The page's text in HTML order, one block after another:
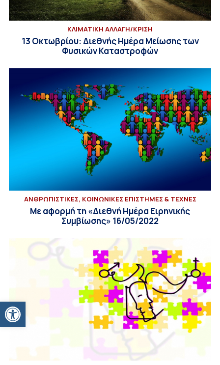
Ανοίξτε τη γραμμή εργαλείων
ΚΛΙΜΑΤΙΚΗ ΑΛΛΑΓΗ/ΚΡΙΣΗ
13 Οκτωβρίου: Διεθνής Ημέρα Μείωσης των
Φυσικών Καταστροφών
ΑΝΘΡΩΠΙΣΤΙΚΕΣ, ΚΟΙΝΩΝΙΚΕΣ ΕΠΙΣΤΗΜΕΣ & ΤΕΧΝΕΣ
Με αφορμή τη «Διεθνή Ημέρα Ειρηνικής
Συμβίωσης» 16/05/2022